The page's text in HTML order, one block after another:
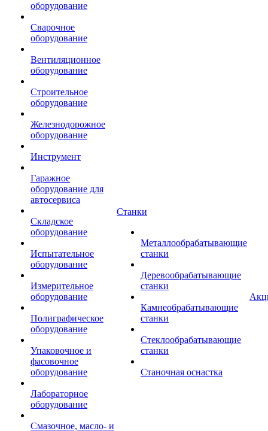
оборудование
Сварочное
оборудование
Вентиляционное
оборудование
Строительное
оборудование
Железнодорожное
оборудование
Инструмент
Гаражное
оборудование для
автосервиса
Складское
оборудование
Испытательное
оборудование
Измерительное
оборудование
Полиграфическое
оборудование
Упаковочное и
фасовочное
оборудование
Лабораторное
оборудование
Смазочное, масло- и
Станки
Металлообрабатывающие
станки
Деревообрабатывающие
станки
Камнеобрабатывающие
станки
Стеклообрабатывающие
станки
Станочная оснастка